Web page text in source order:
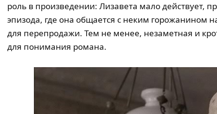
роль в произведении: Лизавета мало действует,
эпизода, где она общается с неким горожанином
для перепродажи. Тем не менее, незаметная и
для понимания романа.